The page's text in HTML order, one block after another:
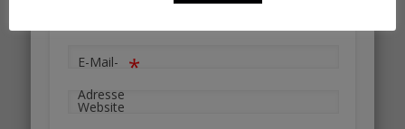
E-Mail-
Adresse
*
Website